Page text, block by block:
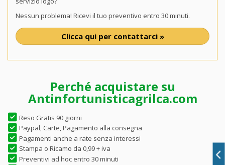
Nessun problema! Ricevi il tuo preventivo entro 30 minuti.
Clicca qui per contattarci »
Perché acquistare su
Antinfortunisticagrilca.com
Reso Gratis 90 giorni
Paypal, Carte, Pagamento alla consegna
Pagamenti anche a rate senza interessi
Stampa o Ricamo da 0,99 + iva
Preventivi ad hoc entro 30 minuti